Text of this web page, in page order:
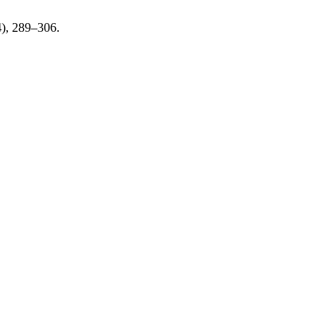
289–306.